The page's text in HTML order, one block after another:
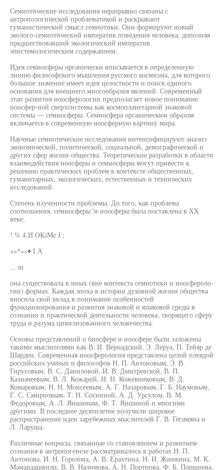
Семиотические исследования неразрывно связаны с
антропологической проблематикой и раскрывают
гуманистический смысл семиотики. Они формируют новый
эколого-семиотический императив поведения человека, дополняя
предшествовавший экологический императив
эпистемологическим содержанием.
Идея семиосферы органически вписывается в определенную
линию философского мышления русского космизма, для которого
большое значение имеет идея целостности и поиск единого
основания для внешнего многообразия явлений. Современный
этап развития ноосферологии предполагает новое понимание
ноосфер-ной сверхсистемы как космопланетарной знаковой
системы — семиосферы. Семиосфера органическим образом
включается в современную ноосферную картину мира.
Научные семиотические исследования интенсифицируют анализ
экономической, политической, социальной, демографической и
других сфер жизни общества. Теоретические разработки в области
взаимодействия ноосферы и семиосферы могут привести к
решению практических проблем в контексте общественных,
гуманитарных, экологических, естественных и технических
исследований.
Степень изученности проблемы. До того, как проблема
соотношения, семиосферы 'и ноосферы была поставлена в XX
веке,
! % 4,И OKiMe J ;
«»*«»♦ I А
... m
она существовала в иных (вне контекста семиотики и ноосфероло-
гии) формах. Каждая эпоха в истории духовной жизни общества
вносила свой вклад в понимание особенностей
функционирования и развития знаковой и языковой среды в
сознании и практической деятельности человека, творящего сферу
труда и разума цивилизованного человечества.
Основы представлений о биосфере и ноосфере были заложены
такими мыслителями как В. И. Вернадский, Э. Леруа, П. Тейяр де
Шарден. Современная ноосферология представлена целой плеядой
российских ученых и философов Н. П. Антоновым, Э. В.
Гирусовым, В. С. Даниловой, И. В. Дмитревской, В. П.
Казначеевым, В. Л. Кожарой, Н. Н. Кожевниковым, В. Д.
Комаровым, Н. Н. Моисеевым, А. Г. Назаровым, Г. Б. Наумовым,
Г. С. Смирновым, Т. Н. Сосниной, А. Д. Урсулом, В. М.
Федоровым, А. Л. Яншиным, Ф. Т. Яншиной и многими
другими. В последнее десятилетие получили широкое
распространение идеи зарубежных мыслителей Г. В. Гегамяна и
Л. Ларуша.
Различные вопросы, связанные со становлением и развитием
сознания в антропогенезе рассматривались в работах Н. П.
Антонова, И. Н. Горелова, А. В. Ерахтина, Н. И. Жинкина, М. К.
Мамардашвили, В. В. Налимова, А. Н. Портнова, Ф. Б. Поршнева,